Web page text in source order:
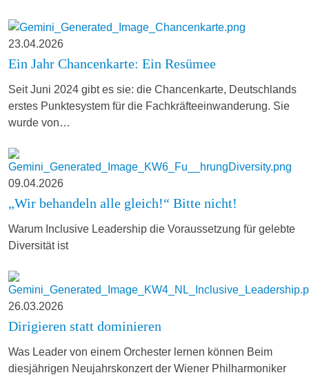
23.04.2026
Ein Jahr Chancenkarte: Ein Resümee
Seit Juni 2024 gibt es sie: die Chancenkarte, Deutschlands
erstes Punktesystem für die Fachkräfteeinwanderung. Sie
wurde von…
09.04.2026
„Wir behandeln alle gleich!“ Bitte nicht!
Warum Inclusive Leadership die Voraussetzung für gelebte
Diversität ist
26.03.2026
Dirigieren statt dominieren
Was Leader von einem Orchester lernen können Beim
diesjährigen Neujahrskonzert der Wiener Philharmoniker